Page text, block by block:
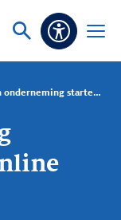
Vraag
Open
Eigen onderneming starten? Volg het Online StartersEvent!